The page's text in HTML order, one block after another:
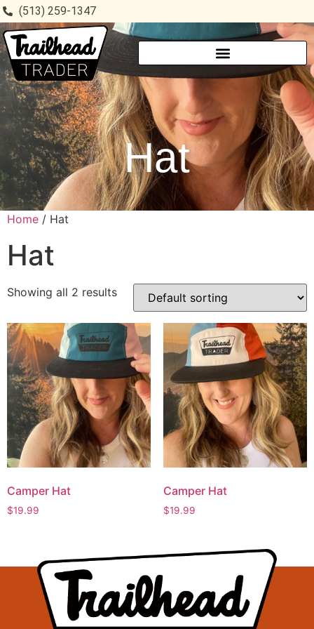
(513) 259-1347
Hat
Home / Hat
Hat
Showing all 2 results
Camper Hat
$19.99
Camper Hat
$19.99